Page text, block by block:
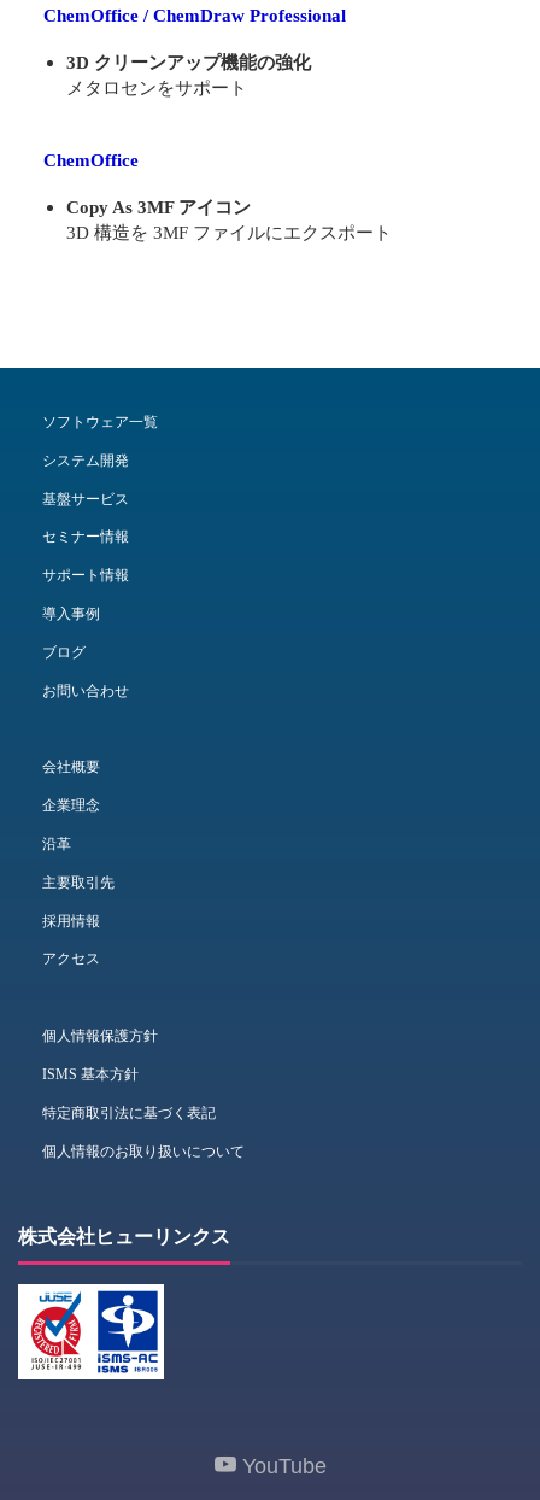
ChemOffice / ChemDraw Professional
3D クリーンアップ機能の強化
メタロセンをサポート
ChemOffice
Copy As 3MF アイコン
3D 構造を 3MF ファイルにエクスポート
ソフトウェア一覧
システム開発
基盤サービス
セミナー情報
サポート情報
導入事例
ブログ
お問い合わせ
会社概要
企業理念
沿革
主要取引先
採用情報
アクセス
個人情報保護方針
ISMS 基本方針
特定商取引法に基づく表記
個人情報のお取り扱いについて
株式会社ヒューリンクス
YouTube